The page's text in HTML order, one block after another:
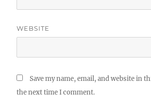
WEBSITE
Save my name, email, and website in
the next time I comment.